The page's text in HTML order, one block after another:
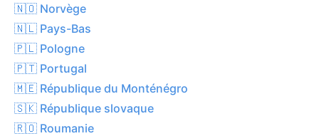
🇳🇴 Norvège
🇳🇱 Pays-Bas
🇵🇱 Pologne
🇵🇹 Portugal
🇲🇪 République du Monténégro
🇸🇰 République slovaque
🇷🇴 Roumanie